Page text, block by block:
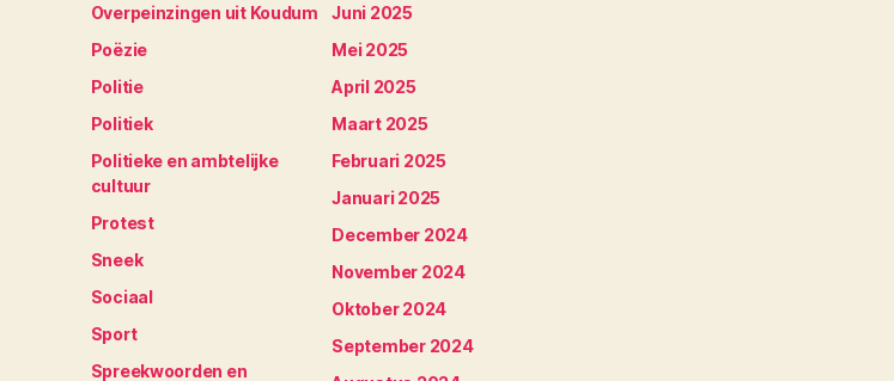
Overpeinzingen uit Koudum
Poëzie
Politie
Politiek
Politieke en ambtelijke
cultuur
Protest
Sneek
Sociaal
Sport
Spreekwoorden en
Juni 2025
Mei 2025
April 2025
Maart 2025
Februari 2025
Januari 2025
December 2024
November 2024
Oktober 2024
September 2024